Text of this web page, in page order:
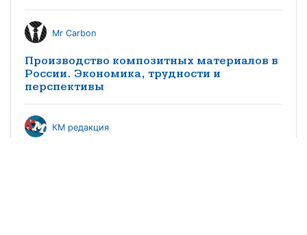
Mr Carbon
Производство композитных материалов в
России. Экономика, трудности и
перспективы
КМ редакция